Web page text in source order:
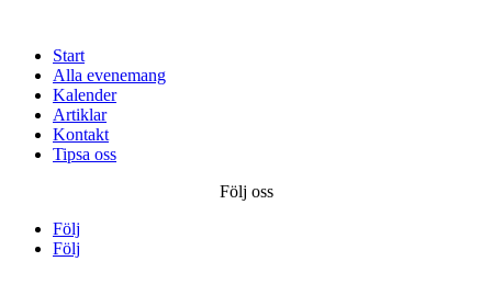
Start
Alla evenemang
Kalender
Artiklar
Kontakt
Tipsa oss
Följ oss
Följ
Följ